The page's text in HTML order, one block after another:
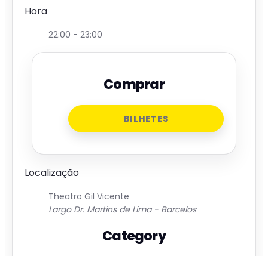
Hora
22:00 - 23:00
Comprar
BILHETES
Localização
Theatro Gil Vicente
Largo Dr. Martins de Lima - Barcelos
Category